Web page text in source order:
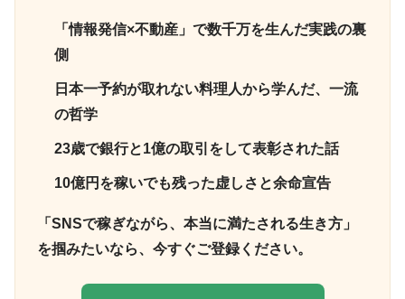
「情報発信×不動産」で数千万を生んだ実践の裏
側
日本一予約が取れない料理人から学んだ、一流
の哲学
23歳で銀行と1億の取引をして表彰された話
10億円を稼いでも残った虚しさと余命宣告
「SNSで稼ぎながら、本当に満たされる生き方」
を掴みたいなら、今すぐご登録ください。